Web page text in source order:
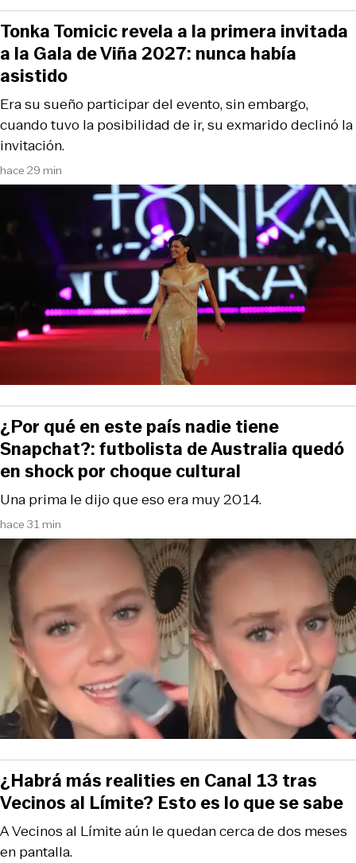
hace 29 min
Era su sueño participar del evento, sin embargo,
cuando tuvo la posibilidad de ir, su exmarido declinó la
invitación.
Tonka Tomicic revela a la primera invitada
a la Gala de Viña 2027: nunca había
asistido
hace 31 min
Una prima le dijo que eso era muy 2014.
¿Por qué en este país nadie tiene
Snapchat?: futbolista de Australia quedó
en shock por choque cultural
A Vecinos al Límite aún le quedan cerca de dos meses
en pantalla.
¿Habrá más realities en Canal 13 tras
Vecinos al Límite? Esto es lo que se sabe